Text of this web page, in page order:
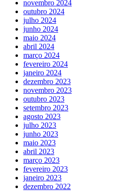
novembro 2024
outubro 2024
julho 2024
junho 2024
maio 2024
abril 2024
março 2024
fevereiro 2024
janeiro 2024
dezembro 2023
novembro 2023
outubro 2023
setembro 2023
agosto 2023
julho 2023
junho 2023
maio 2023
abril 2023
março 2023
fevereiro 2023
janeiro 2023
dezembro 2022